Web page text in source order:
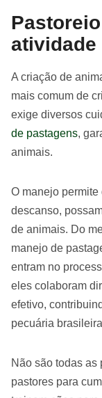
atividade
A criação de
mais comum de
exige diversos
de pastagens,
animais.
O manejo
descanso,
de animais. Do
manejo de
entram no
eles colaboram
efetivo,
pecuária
Não são todas as
pastores para